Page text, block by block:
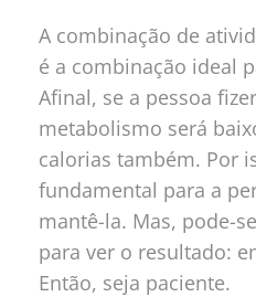
A combinação de
é a combinação ideal
Afinal, se a pessoa
metabolismo será
calorias também. Por
fundamental para a
mantê-la. Mas, pode-
para ver o resultado:
Então, seja paciente.